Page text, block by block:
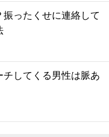
ったくせに連絡して
してくる男性は脈あ